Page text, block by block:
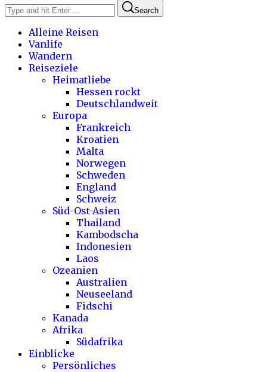
Search
Alleine Reisen
Vanlife
Wandern
Reiseziele
Heimatliebe
Hessen rockt
Deutschlandweit
Europa
Frankreich
Kroatien
Malta
Norwegen
Schweden
England
Schweiz
Süd-Ost-Asien
Thailand
Kambodscha
Indonesien
Laos
Ozeanien
Australien
Neuseeland
Fidschi
Kanada
Afrika
Südafrika
Einblicke
Persönliches